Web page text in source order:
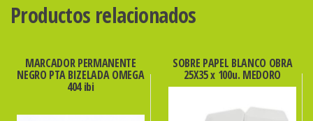
Productos relacionados
MARCADOR PERMANENTE
NEGRO PTA BIZELADA OMEGA
404 ibi
SOBRE PAPEL BLANCO OBRA
25X35 x 100u. MEDORO